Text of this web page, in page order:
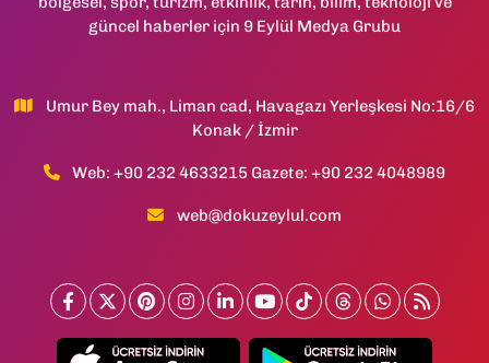
güncel haberler için 9 Eylül Medya Grubu
Umur Bey mah., Liman cad, Havagazı Yerleşkesi No:16/6
Konak / İzmir
Web: +90 232 4633215 Gazete: +90 232 4048989
web@dokuzeylul.com